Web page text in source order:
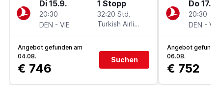
Di 15.9.
20:30
DEN - VIE
1 Stopp
32:20 Std.
Turkish Airlines
Angebot gefunden am
04.08.
€ 746
Suchen
Do 17.9.
20:30
DEN - VIE
Angebot
06.08.
€ 752